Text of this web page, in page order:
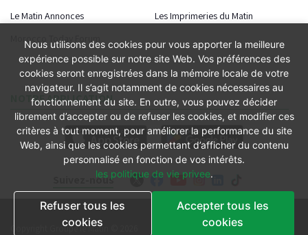
Suivez-nous
Le Matin Annonces
Les Imprimeries du Matin
Morocco Today Forum
NOTRE APPLICATION
Copyright Groupe le Matin © 2026
Conditions générales
Nous utilisons des cookies pour vous apporter la meilleure
expérience possible sur notre site Web. Vos préférences des
cookies seront enregistrées dans la mémoire locale de votre
navigateur. Il s’agit notamment de cookies nécessaires au
fonctionnement du site. En outre, vous pouvez décider
librement d’accepter ou de refuser les cookies, et modifier ces
critères à tout moment, pour améliorer la performance du site
Web, ainsi que les cookies permettant d’afficher du contenu
personnalisé en fonction de vos intérêts.
les politique de vie privee.
Refuser tous les
cookies
Accepter tous les
cookies